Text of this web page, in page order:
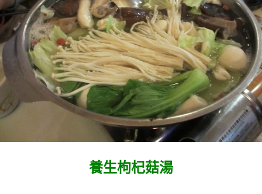
養生枸杞菇湯